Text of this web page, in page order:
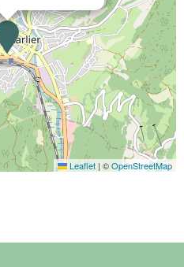
Leaflet | ©OpenStreetMap